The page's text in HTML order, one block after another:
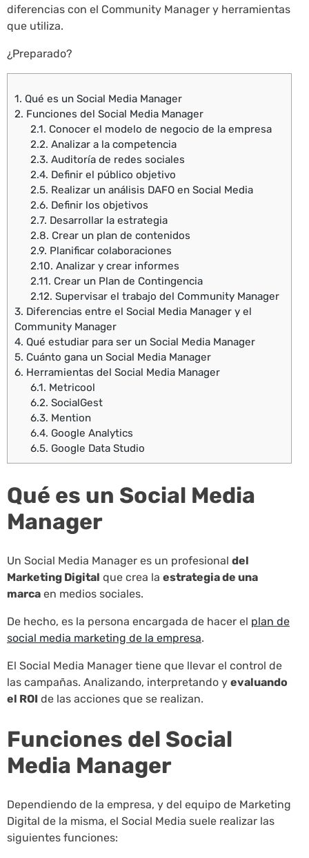
diferencias con el Community Manager y herramientas
que utiliza.
¿Preparado?
1. Qué es un Social Media Manager
2. Funciones del Social Media Manager
2.1. Conocer el modelo de negocio de la empresa
2.2. Analizar a la competencia
2.3. Auditoría de redes sociales
2.4. Definir el público objetivo
2.5. Realizar un análisis DAFO en Social Media
2.6. Definir los objetivos
2.7. Desarrollar la estrategia
2.8. Crear un plan de contenidos
2.9. Planificar colaboraciones
2.10. Analizar y crear informes
2.11. Crear un Plan de Contingencia
2.12. Supervisar el trabajo del Community Manager
3. Diferencias entre el Social Media Manager y el
Community Manager
4. Qué estudiar para ser un Social Media Manager
5. Cuánto gana un Social Media Manager
6. Herramientas del Social Media Manager
6.1. Metricool
6.2. SocialGest
6.3. Mention
6.4. Google Analytics
6.5. Google Data Studio
Qué es un Social Media
Manager
Un Social Media Manager es un profesional del
Marketing Digital que crea la estrategia de una
marca en medios sociales.
De hecho, es la persona encargada de hacer el plan de
social media marketing de la empresa.
El Social Media Manager tiene que llevar el control de
las campañas. Analizando, interpretando y evaluando
el ROI de las acciones que se realizan.
Funciones del Social
Media Manager
Dependiendo de la empresa, y del equipo de Marketing
Digital de la misma, el Social Media suele realizar las
siguientes funciones: